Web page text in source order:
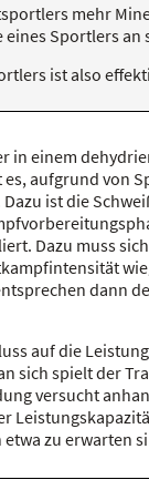
mehr
Sportlers an
ist also
in einem
aufgrund von
ist die
Dazu muss
dann
auf die
sich spielt der
versucht
zu erwarten